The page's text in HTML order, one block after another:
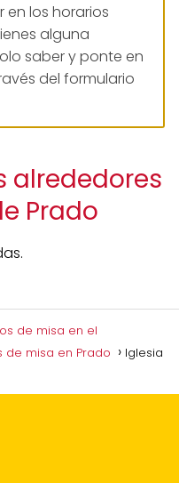
en los horarios
alguna
saber y ponte en
del formulario
alrededores
Prado
de misa en el
de misa en Prado
Iglesia